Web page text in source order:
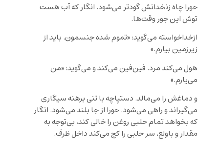
حورا چاه زنخدانش گودتر می‌شود. انگار که آب هست
توش این جور وقت‌ها.
ازخداخواسته می‌گوید: «تموم شده جنسمون. باید از
زیرزمین بیارم.»
هول می‌کند مرد. فین‌فین می‌کند و می‌گوید: «من
می‌یارم.»
و دماغش را می‌مالد. دستپاچه با تنی برهنه سیگاری
می‌گیراند و راهی می‌شود. حورا از جا بلند می‌شود. انگار
که بخواهد تمام حلبی روغن را خالی ‌کند، بی‌توجه به
مقدار و باولع، سر حلبی را کج می‌کند داخل ظرف.